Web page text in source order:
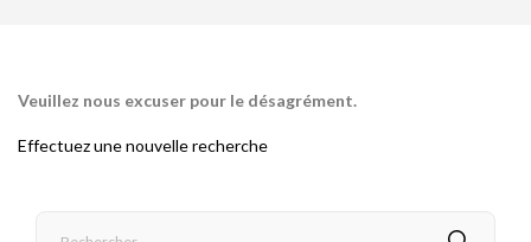
Veuillez nous excuser pour le désagrément.
Effectuez une nouvelle recherche